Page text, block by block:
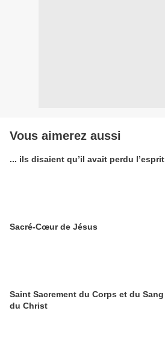
Vous aimerez aussi
... ils disaient qu’il avait perdu l’esprit
Sacré-Cœur de Jésus
Saint Sacrement du Corps et du Sang
du Christ